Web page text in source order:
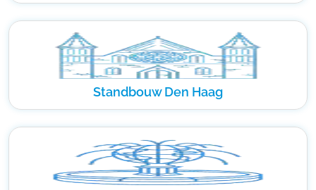
Standbouw Den Haag